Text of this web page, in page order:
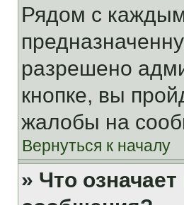
Рядом с
разрешено
кнопке, вы
жалобы на
Вернуться к началу
» Что